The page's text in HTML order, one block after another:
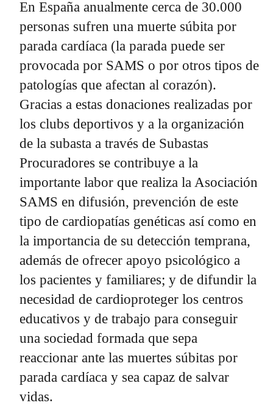
En España anualmente cerca de 30.000
personas sufren una muerte súbita por
parada cardíaca (la parada puede ser
provocada por SAMS o por otros tipos de
patologías que afectan al corazón).
Gracias a estas donaciones realizadas por
los clubs deportivos y a la organización
de la subasta a través de Subastas
Procuradores se contribuye a la
importante labor que realiza la Asociación
SAMS en difusión, prevención de este
tipo de cardiopatías genéticas así como en
la importancia de su detección temprana,
además de ofrecer apoyo psicológico a
los pacientes y familiares; y de difundir la
necesidad de cardioproteger los centros
educativos y de trabajo para conseguir
una sociedad formada que sepa
reaccionar ante las muertes súbitas por
parada cardíaca y sea capaz de salvar
vidas.